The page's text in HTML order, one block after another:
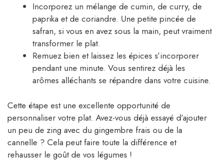
Incorporez un mélange de cumin, de curry, de
paprika et de coriandre. Une petite pincée de
safran, si vous en avez sous la main, peut vraiment
transformer le plat.
Remuez bien et laissez les épices s’incorporer
pendant une minute. Vous sentirez déjà les
arômes alléchants se répandre dans votre cuisine.
Cette étape est une excellente opportunité de
personnaliser votre plat. Avez-vous déjà essayé d’ajouter
un peu de zing avec du gingembre frais ou de la
cannelle ? Cela peut faire toute la différence et
rehausser le goût de vos légumes !